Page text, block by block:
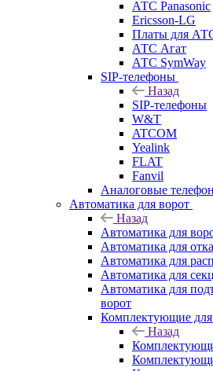
АТС Panasonic
Ericsson-LG
Платы для
АТС Агат
АТС SymWay
SIP-телефоны
Назад
SIP-телефоны
W&T
ATCOM
Yealink
FLAT
Fanvil
Аналоговые
Автоматика для ворот
Назад
Автоматика для
Автоматика для
Автоматика для
Автоматика для
Автоматика для
ворот
Комплектующие для
Назад